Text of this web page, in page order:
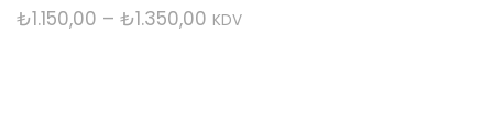
₺1.150,00 – ₺1.350,00 KDV